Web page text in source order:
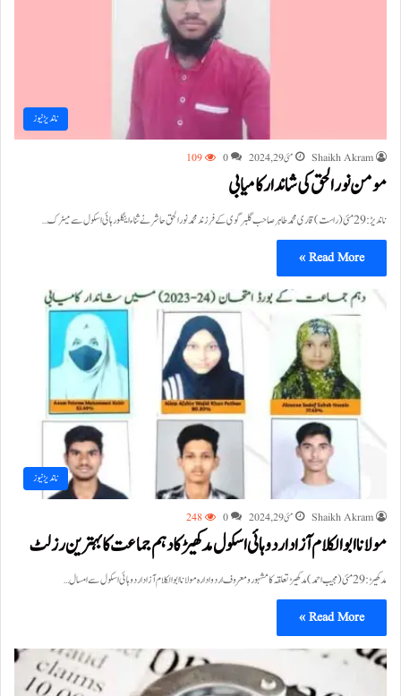
ناندیڑ نیوز
Shaikh Akram مئی 29, 2024 0
109
مومن نورالحق کی شاندار کامیابی
ناندیڑ: 29 مئی (راست) قاری محمد طاہر صاحب گلبرگوی کے فرزند محمد نورالحق حاشر نے ثناء اینگلور ہائی اسکول سے میٹرک…
Read More »
ناندیڑ نیوز
Shaikh Akram مئی 29, 2024 0
248
مولانا ابوالکلام آزاد اردو ہائی اسکول مدکھیڑ کا دہم جماعت کا بہترین رزلٹ
مدکھیڑ:29 مئی (مجیب احمد) مدکھیڑ تعلقہ کا مشہور و معروف اردو ادارہ مولانا ابوالکلام آزاد اردو ہائی اسکول سے امسال…
Read More »